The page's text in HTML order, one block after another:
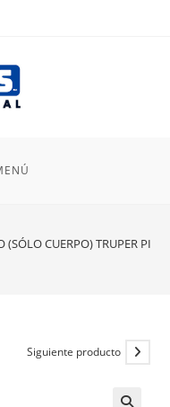
(SÓLO CUERPO) TRUPER
Siguiente producto